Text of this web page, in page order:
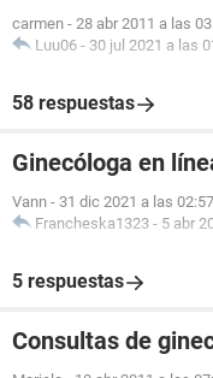
carmen - 28 abr 2011 a las
Luu06 - 30 jul 2021 a las
58 respuestas
Ginecóloga en
Vann - 31 dic 2021 a las 02:57
Francheska1323 - 5 abr
5 respuestas
Consultas de